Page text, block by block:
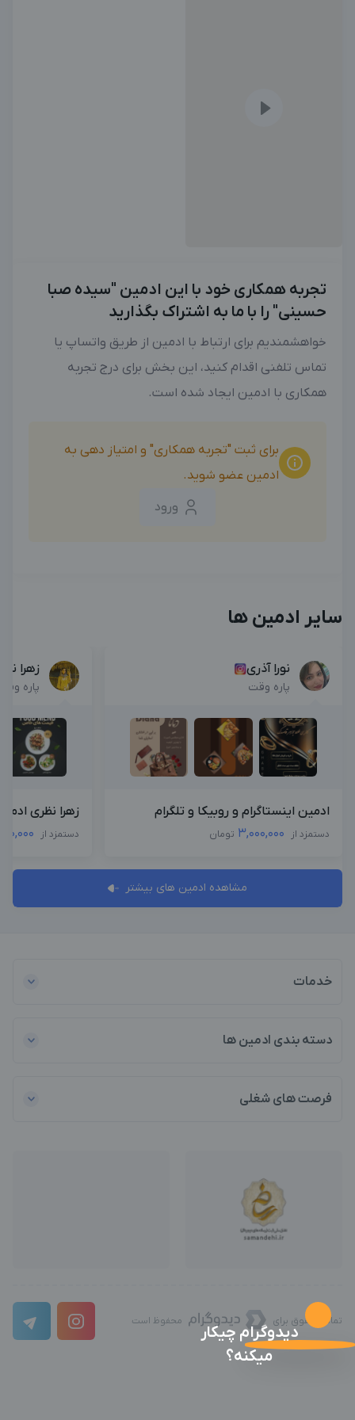
تجربه همکاری خود با این ادمین "سیده صبا
حسینی" را با ما به اشتراک بگذارید
خواهشمندیم برای ارتباط با ادمین از طریق واتساپ یا
تماس تلفنی اقدام کنید، این بخش برای درج تجربه
همکاری با ادمین ایجاد شده است.
برای ثبت "تجربه همکاری" و امتیاز دهی به
ادمین عضو شوید.
ورود
سایر ادمین ها
نورا آذری
پاره وقت
ادمین اینستاگرام و روبیکا و تلگرام
دستمزد از 3,000,000 تومان
زهرا
پاره
زهرا نظری
دستمزد از
مشاهده ادمین های بیشتر
خدمات
دسته بندی ادمین ها
فرصت های شغلی
تمامی حقوق برای محفوظ است
دیدوگرام چیکار
میکنه؟